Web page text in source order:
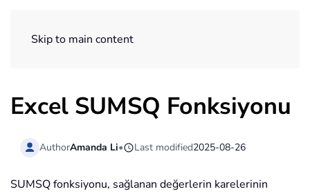
Skip to main content
Excel SUMSQ Fonksiyonu
AuthorAmanda Li• Last modified2025-08-26
SUMSQ fonksiyonu, sağlanan değerlerin karelerinin